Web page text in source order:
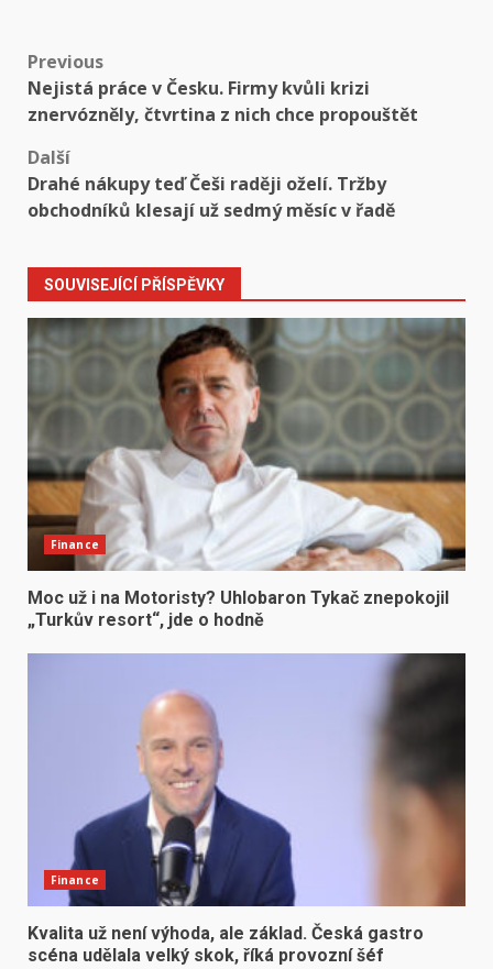
Post
navigation
Previous
Nejistá práce v Česku. Firmy kvůli krizi
znervózněly, čtvrtina z nich chce propouštět
Další
Drahé nákupy teď Češi raději oželí. Tržby
obchodníků klesají už sedmý měsíc v řadě
SOUVISEJÍCÍ PŘÍSPĚVKY
Finance
Moc už i na Motoristy? Uhlobaron Tykač znepokojil
„Turkův resort“, jde o hodně
Finance
Kvalita už není výhoda, ale základ. Česká gastro
scéna udělala velký skok, říká provozní šéf